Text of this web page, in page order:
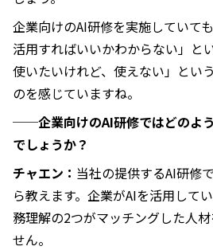
企業向けのAI研修を実施していて
活用すればいいかわからない」と
使いたいけれど、使えない」とい
のを感じていますね。
──企業向けのAI研修ではどのよ
でしょうか？
チャエン： 当社の提供するAI研修
ら教えます。企業がAIを活用して
務理解の2つがマッチングした人
せん。